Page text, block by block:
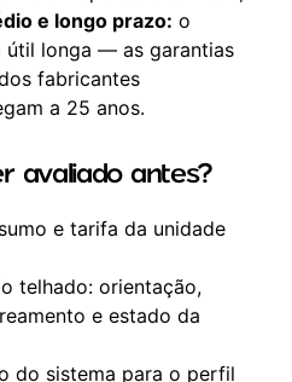
e longo prazo: o
útil longa — as garantias
fabricantes
a 25 anos.
avaliado antes?
e tarifa da unidade
telhado: orientação,
e estado da
do sistema para o perfil